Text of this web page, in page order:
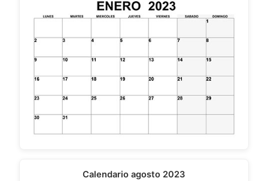
Calendario agosto 2023